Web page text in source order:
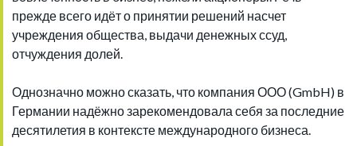
прежде всего идёт о принятии решений насчет
учреждения общества, выдачи денежных ссуд,
отчуждения долей.
Однозначно можно сказать, что компания ООО (GmbH) в
Германии надёжно зарекомендовала себя за последние
десятилетия в контексте международного бизнеса.